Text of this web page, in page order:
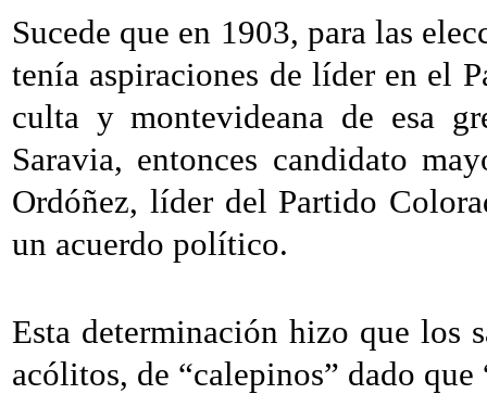
Sucede que en 1903, para las
tenía aspiraciones de líder en el
culta y montevideana de esa
Saravia, entonces candidato
Ordóñez, líder del Partido
un acuerdo político.
Esta determinación hizo que los
acólitos, de “calepinos” dado